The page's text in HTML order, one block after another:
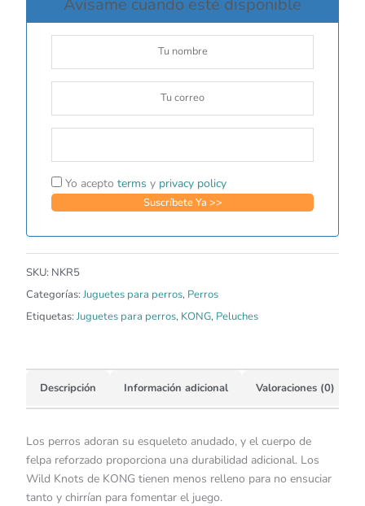
Yo acepto terms y privacy policy
SKU: NKR5
Categorías: Juguetes para perros, Perros
Etiquetas: Juguetes para perros, KONG, Peluches
Descripción Información adicional Valoraciones (0)
Los perros adoran su esqueleto anudado, y el cuerpo de
felpa reforzado proporciona una durabilidad adicional. Los
Wild Knots de KONG tienen menos relleno para no ensuciar
tanto y chirrían para fomentar el juego.